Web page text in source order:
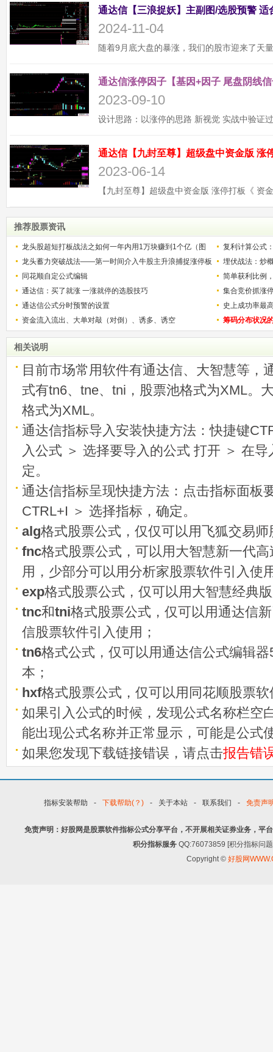
2024-11-04
通达信涨停因子【基因+因子 尾盘阴线
2023-09-10
2023-06-14
推荐股票资讯
龙头股超短打板战法之如何一年内用1万块赚到1个亿（图
解）
复利计算公式
少？
龙头蓄力突破战法——第一时间介入牛股主升浪捕捉涨停板
的技巧（图解）
埋伏战法：炒
同花顺自定公式编辑
简单获利比例
用
通达信：买了就涨 一涨就停的选股技巧
集合竞价抓涨
通达信公式分时预警的设置
史上成功率最
称选股法宝！
资金流入流出、大单对敲（对倒）、诱多、诱空 筹码分布状况
相关说明
目前市场常用软件有通达信、大智慧等，
式有tn6、tne、tni，股票池格式为XML。
格式为XML。
通达信指标导入安装快捷方法：快捷键
入公式 ＞ 选择要导入的公式 打开 ＞ 在
定。
通达信指标呈现快捷方法：点击指标面板
CTRL+I ＞ 选择指标，确定。
alg格式股票公式，仅仅可以用飞狐交易
fnc格式股票公式，可以用大智慧新一代
用，少部分可以用分析家股票软件引入使
exp格式股票公式，仅可以用大智慧经典
tnc和tni格式股票公式，仅可以用通达信
信股票软件引入使用；
tn6格式公式，仅可以用通达信公式编辑
本；
hxf格式股票公式，仅可以用同花顺股票
如果引入公式的时候，发现公式名称栏空
能出现公式名称并正常显示，可能是公式
如果您发现下载链接错误，请点击报告错
指标安装帮助 - 下载帮助(？) - 关于本站 - 联系我们 - 免责声
免责声明：好股网是股票软件指标公式分享平台，不开展相关证券业务，平
积分指标服务 QQ:76073859 [积分指标问
Copyright © 好股网